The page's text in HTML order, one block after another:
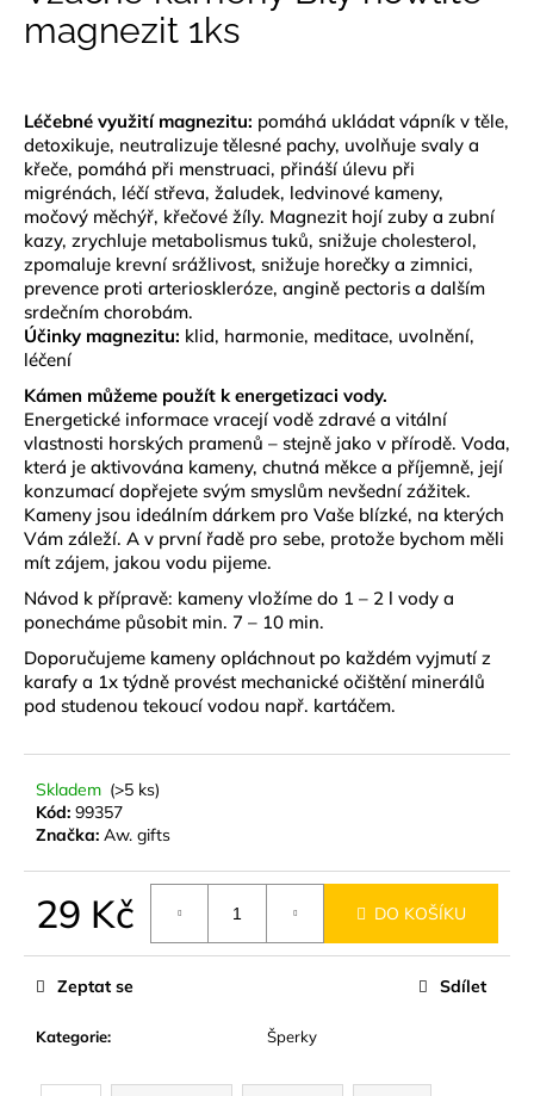
0,0
zmagnezit 1ks
Léčebné využití magnezitu: pomáhá ukládat vápník v těle,
detoxikuje, neutralizuje tělesné pachy, uvolňuje svaly a
křeče, pomáhá při menstruaci, přináší úlevu při
migrénách, léčí střeva, žaludek, ledvinové kameny,
močový měchýř, křečové žíly. Magnezit hojí zuby a zubní
kazy, zrychluje metabolismus tuků, snižuje cholesterol,
zpomaluje krevní srážlivost, snižuje horečky a zimnici,
prevence proti arterioskleróze, angině pectoris a dalším
srdečním chorobám.
Účinky magnezitu: klid, harmonie, meditace, uvolnění,
léčení
Kámen můžeme použít k energetizaci vody.
Energetické informace vracejí vodě zdravé a vitální
vlastnosti horských pramenů – stejně jako v přírodě. Voda,
která je aktivována kameny, chutná měkce a příjemně, její
konzumací dopřejete svým smyslům nevšední zážitek.
Kameny jsou ideálním dárkem pro Vaše blízké, na kterých
Vám záleží. A v první řadě pro sebe, protože bychom měli
mít zájem, jakou vodu pijeme.
Návod k přípravě: kameny vložíme do 1 – 2 l vody a
ponecháme působit min. 7 – 10 min.
Doporučujeme kameny opláchnout po každém vyjmutí z
karafy a 1x týdně provést mechanické očištění minerálů
pod studenou tekoucí vodou např. kartáčem.
Skladem (>5 ks)
Kód: 99357
Značka: Aw. gifts
29 Kč DO KOŠÍKU
Kategorie: Šperky
Zeptat se Sdílet
a
t
?
HLEDAT
D
o
p
o
r
u
č
u
j
e
m
e
KŘIŠŤÁLOVÉ
SPIRÁLOVÉ
RŮŽE
140G
Kč